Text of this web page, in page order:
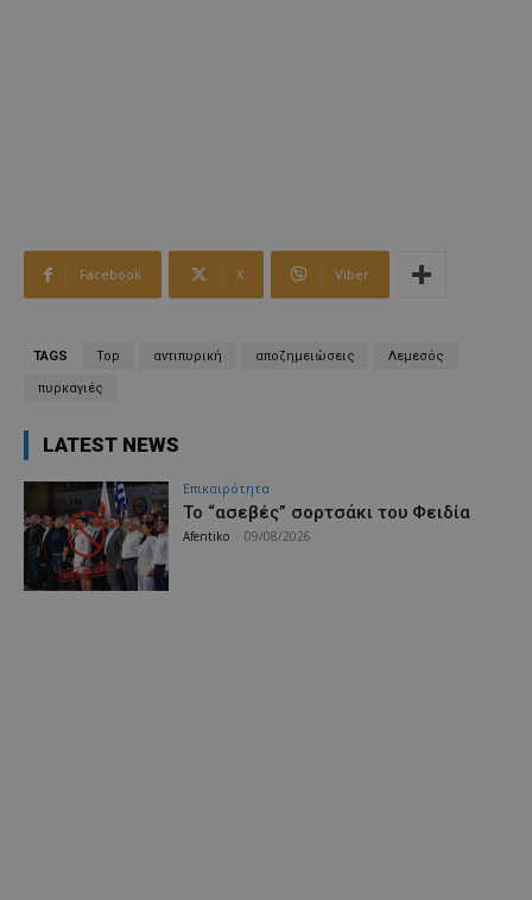
Facebook X Viber
TAGS Top αντιπυρική αποζημειώσεις Λεμεσός
πυρκαγιές
LATEST NEWS
Επικαιρότητα
Το “ασεβές” σορτσάκι του Φειδία
Afentiko 09/08/2026